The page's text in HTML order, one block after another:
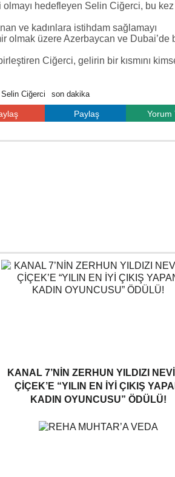
olmayı hedefleyen Selin Ciğerci, bu
ve kadınlara istihdam sağlamayı
olmak üzere Azerbaycan ve Dubai’de
Ciğerci, gelirin bir kısmını
Selin Ciğerci son dakika
Paylaş Yorum
KANAL 7’NİN ZERHUN YILDIZI
ÇİÇEK’E “YILIN EN İYİ ÇIKIŞ
KADIN OYUNCUSU” ÖDÜLÜ!